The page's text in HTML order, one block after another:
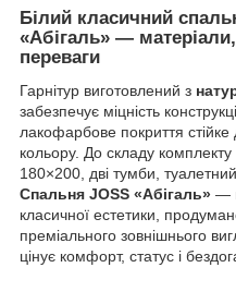
Білий класичний
«Абігаль» —
переваги
Гарнітур виготовлений з
забезпечує міцність
лакофарбове покриття
кольору. До складу
180×200, дві тумби, туалетний
Спальня JOSS «Абігаль» —
класичної естетики,
преміального зовнішнього
цінує комфорт, статус і